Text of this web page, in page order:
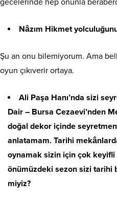
Nâzım Hikmet
Şu an onu bilemiyorum. Ama
oyun çıkıverir ortaya.
Ali Paşa Hanı’nda sizi
Dair – Bursa Cezaevi’nden
doğal dekor içinde
anlatamam. Tarihi
oynamak sizin için çok
önümüzdeki sezon sizi tarihi
miyiz?